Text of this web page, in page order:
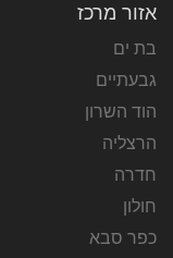
אזור מרכז
בת ים
גבעתיים
הוד השרון
הרצליה
חדרה
חולון
כפר סבא